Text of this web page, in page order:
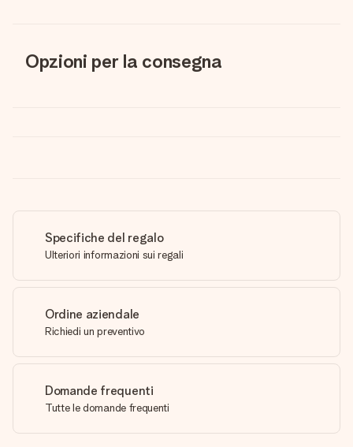
Opzioni per la consegna
Specifiche del regalo
Ulteriori informazioni sui regali
Ordine aziendale
Richiedi un preventivo
Domande frequenti
Tutte le domande frequenti